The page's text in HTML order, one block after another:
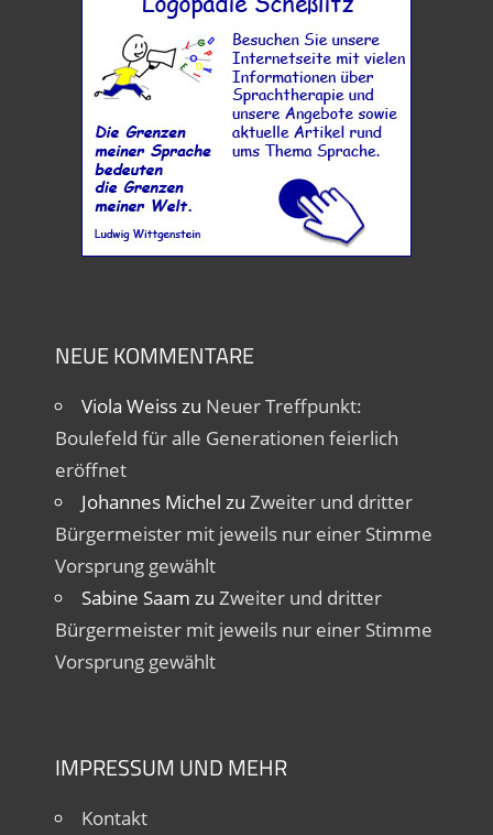
NEUE KOMMENTARE
Viola Weisszu Neuer Treffpunkt:
Boulefeld für alle Generationen feierlich
eröffnet
Johannes Michel zu Zweiter und dritter
Bürgermeister mit jeweils nur einer Stimme
Vorsprung gewählt
Sabine Saam zu Zweiter und dritter
Bürgermeister mit jeweils nur einer Stimme
Vorsprung gewählt
IMPRESSUM UND MEHR
Kontakt